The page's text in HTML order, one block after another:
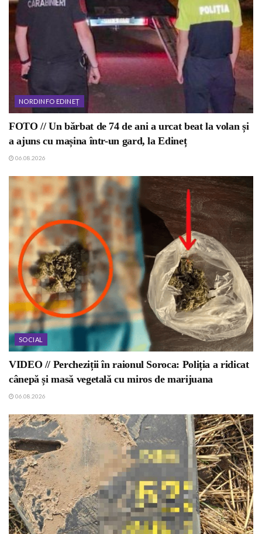
NORDINFO EDINEȚ
FOTO // Un bărbat de 74 de ani a urcat beat la volan și
a ajuns cu mașina într-un gard, la Edineț
06.08.2026
SOCIAL
VIDEO // Percheziții în raionul Soroca: Poliția a ridicat
cânepă și masă vegetală cu miros de marijuana
06.08.2026